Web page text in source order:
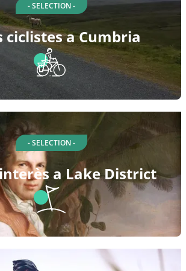
- SELECTION -
ciclistes a Cumbria
- SELECTION -
a Lake District